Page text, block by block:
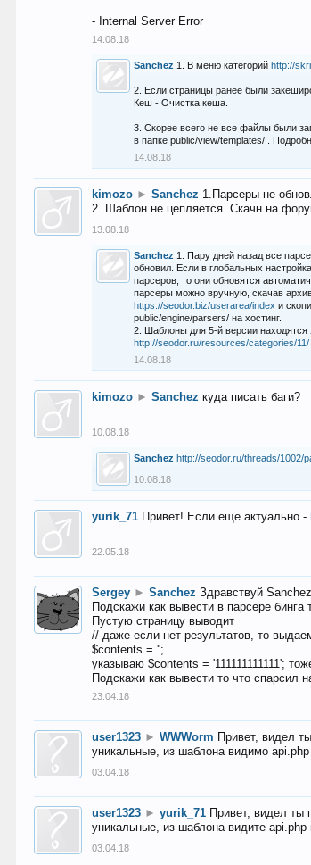
- Internal Server Error
14.08.18
Sanchez 1. В меню категорийhttp://
2. Если страницы ранее были
Кеш - Очистка кеша.
3. Скорее всего не все файлы были
в папке public/view/templates/ .
14.08.18
kimozo ► Sanchez 1.Парсеры не
2. Шаблон не цепляется. Скачн на
13.08.18
Sanchez 1. Пару дней назад все
обновил. Если в глобальных
парсеров, то они обновятся
парсеры можно вручную, скачав
https://seodor.biz/userarea/index и
public/engine/parsers/ на хостинг.
2. Шаблоны для 5-й версии находятся
http://seodor.ru/resources/categories/11/
14.08.18
kimozo ► Sanchez куда писать баги?
10.08.18
Sanchez http://seodor.ru/threads/1002/
10.08.18
yurik_71 Привет! Если еще актуально -
22.05.18
Sergey ► Sanchez Здравствуй Sanchez
Подскажи как вывести в парсере
Пустую страницу выводит
// даже если нет результатов, то
$contents = '';
указываю $contents = '111111111111';
Подскажи как вывести то что спарсил
23.04.18
user1323 ► WWWorm Привет, видел
уникальные, из шаблона видимо api.php
03.04.18
user1323 ► yurik_71 Привет, видел ты
уникальные, из шаблона видите api.php
03.04.18